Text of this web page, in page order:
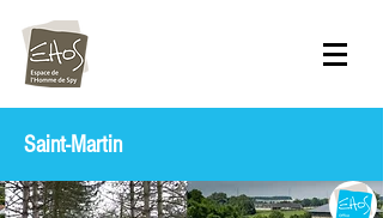
Saint-Martin